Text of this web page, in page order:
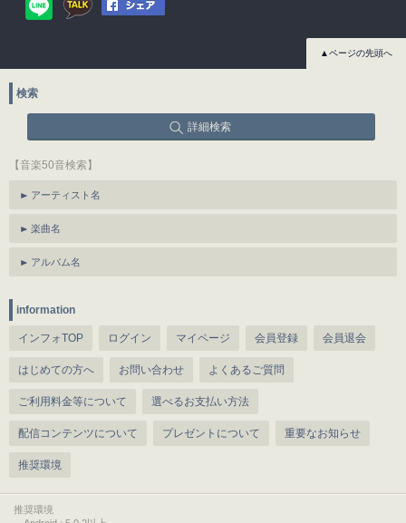
▲ページの先頭へ
検索
詳細検索
【音楽50音検索】
アーティスト名
楽曲名
アルバム名
information
インフォTOP ログイン マイページ 会員登録 会員退会
はじめての方へ お問い合わせ よくあるご質問
ご利用料金等について 選べるお支払い方法
配信コンテンツについて プレゼントについて 重要なお知らせ
推奨環境
推奨環境